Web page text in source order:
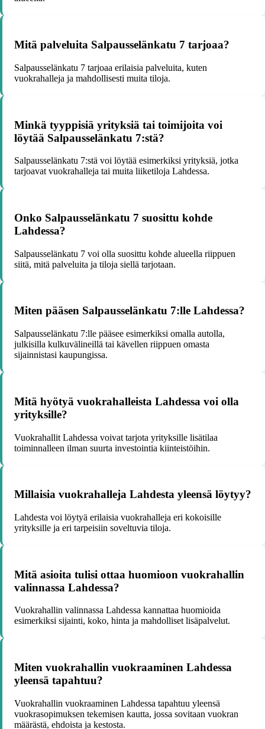
Mitä palveluita Salpausselänkatu 7 tarjoaa?
Salpausselänkatu 7 tarjoaa erilaisia palveluita, kuten
vuokrahalleja ja mahdollisesti muita tiloja.
Minkä tyyppisiä yrityksiä tai toimijoita voi
löytää Salpausselänkatu 7:stä?
Salpausselänkatu 7:stä voi löytää esimerkiksi yrityksiä, jotka
tarjoavat vuokrahalleja tai muita liiketiloja Lahdessa.
Onko Salpausselänkatu 7 suosittu kohde
Lahdessa?
Salpausselänkatu 7 voi olla suosittu kohde alueella riippuen
siitä, mitä palveluita ja tiloja siellä tarjotaan.
Miten pääsen Salpausselänkatu 7:lle Lahdessa?
Salpausselänkatu 7:lle pääsee esimerkiksi omalla autolla,
julkisilla kulkuvälineillä tai kävellen riippuen omasta
sijainnistasi kaupungissa.
Mitä hyötyä vuokrahalleista Lahdessa voi olla
yrityksille?
Vuokrahallit Lahdessa voivat tarjota yrityksille lisätilaa
toiminnalleen ilman suurta investointia kiinteistöihin.
Millaisia vuokrahalleja Lahdesta yleensä löytyy?
Lahdesta voi löytyä erilaisia vuokrahalleja eri kokoisille
yrityksille ja eri tarpeisiin soveltuvia tiloja.
Mitä asioita tulisi ottaa huomioon vuokrahallin
valinnassa Lahdessa?
Vuokrahallin valinnassa Lahdessa kannattaa huomioida
esimerkiksi sijainti, koko, hinta ja mahdolliset lisäpalvelut.
Miten vuokrahallin vuokraaminen Lahdessa
yleensä tapahtuu?
Vuokrahallin vuokraaminen Lahdessa tapahtuu yleensä
vuokrasopimuksen tekemisen kautta, jossa sovitaan vuokran
määrästä, ehdoista ja kestosta.